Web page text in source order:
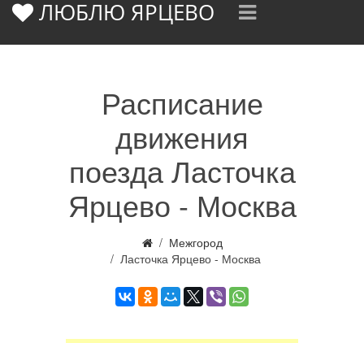
ЛЮБЛЮ ЯРЦЕВО
Расписание
движения
поезда Ласточка
Ярцево - Москва
Межгород
Ласточка Ярцево - Москва